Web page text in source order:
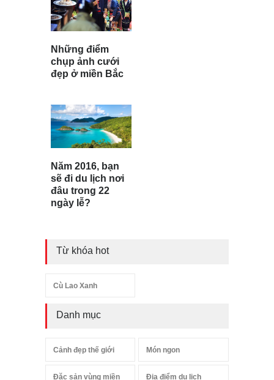
Những điểm
chụp ảnh cưới
đẹp ở miền Bắc
Năm 2016, bạn
sẽ đi du lịch nơi
đâu trong 22
ngày lễ?
Từ khóa hot
Cù Lao Xanh
Danh mục
Cảnh đẹp thế giới Món ngon
Đặc sản vùng miền Địa điểm du lịch